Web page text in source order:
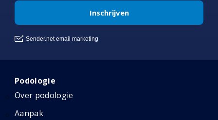
Podologie
Over podologie
Aanpak